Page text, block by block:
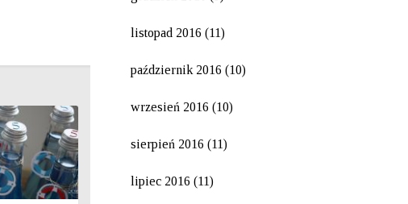
listopad 2016 (11)
październik 2016 (10)
wrzesień 2016 (10)
sierpień 2016 (11)
lipiec 2016 (11)